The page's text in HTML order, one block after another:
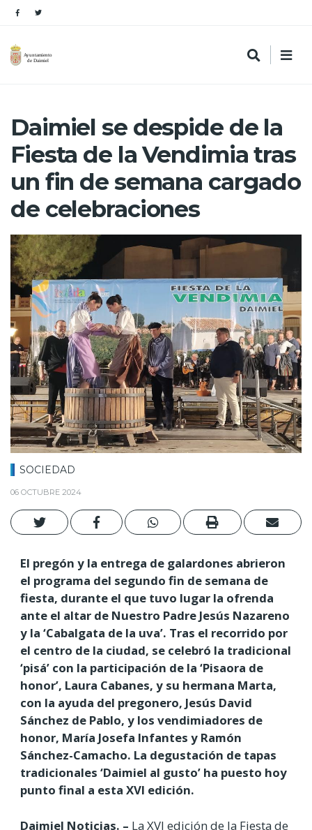
Daimiel se despide de la
Fiesta de la Vendimia tras
un fin de semana cargado
de celebraciones
SOCIEDAD
06 OCTUBRE 2024
El pregón y la entrega de galardones abrieron
el programa del segundo fin de semana de
fiesta, durante el que tuvo lugar la ofrenda
ante el altar de Nuestro Padre Jesús Nazareno
y la ‘Cabalgata de la uva’. Tras el recorrido por
el centro de la ciudad, se celebró la tradicional
‘pisá’ con la participación de la ‘Pisaora de
honor’, Laura Cabanes, y su hermana Marta,
con la ayuda del pregonero, Jesús David
Sánchez de Pablo, y los vendimiadores de
honor, María Josefa Infantes y Ramón
Sánchez-Camacho. La degustación de tapas
tradicionales ‘Daimiel al gusto’ ha puesto hoy
punto final a esta XVI edición.
Daimiel Noticias. – La XVI edición de la Fiesta de